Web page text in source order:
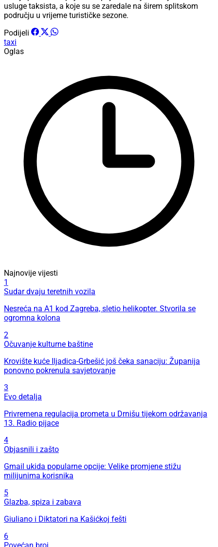
usluge taksista, a koje su se zaredale na širem splitskom
području u vrijeme turističke sezone.
Podijeli
taxi
Oglas
Najnovije vijesti
1
Sudar dvaju teretnih vozila
Nesreća na A1 kod Zagreba, sletio helikopter. Stvorila se
ogromna kolona
2
Očuvanje kulturne baštine
Krovište kuće Iljadica-Grbešić još čeka sanaciju: Županija
ponovno pokrenula savjetovanje
3
Evo detalja
Privremena regulacija prometa u Drnišu tijekom održavanja
13. Radio pijace
4
Objasnili i zašto
Gmail ukida popularne opcije: Velike promjene stižu
milijunima korisnika
5
Glazba, spiza i zabava
Giuliano i Diktatori na Kašićkoj fešti
6